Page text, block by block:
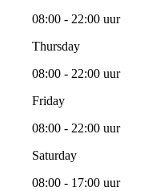
08:00 - 22:00 uur
Thursday
08:00 - 22:00 uur
Friday
08:00 - 22:00 uur
Saturday
08:00 - 17:00 uur